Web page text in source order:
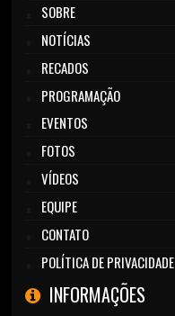
SOBRE
NOTÍCIAS
RECADOS
PROGRAMAÇÃO
EVENTOS
FOTOS
VÍDEOS
EQUIPE
CONTATO
POLÍTICA DE PRIVACIDADE
INFORMAÇÕES